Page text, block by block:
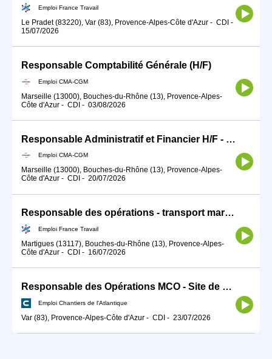
Emploi France Travail
Le Pradet (83220), Var (83), Provence-Alpes-Côte d'Azur - CDI -
15/07/2026
Responsable Comptabilité Générale (H/F)
Emploi CMA-CGM
Marseille (13000), Bouches-du-Rhône (13), Provence-Alpes-
Côte d'Azur - CDI - 03/08/2026
Responsable Administratif et Financier H/F - Marseille
Emploi CMA-CGM
Marseille (13000), Bouches-du-Rhône (13), Provence-Alpes-
Côte d'Azur - CDI - 20/07/2026
Responsable des opérations - transport maritime H/F
Emploi France Travail
Martigues (13117), Bouches-du-Rhône (13), Provence-Alpes-
Côte d'Azur - CDI - 16/07/2026
Responsable des Opérations MCO - Site de Toulon H/F
Emploi Chantiers de l'Atlantique
Var (83), Provence-Alpes-Côte d'Azur - CDI - 23/07/2026